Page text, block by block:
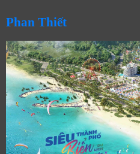
Phan Thiết